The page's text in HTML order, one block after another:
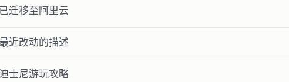
迁移至阿里云
近改动的描述
士尼游玩攻略